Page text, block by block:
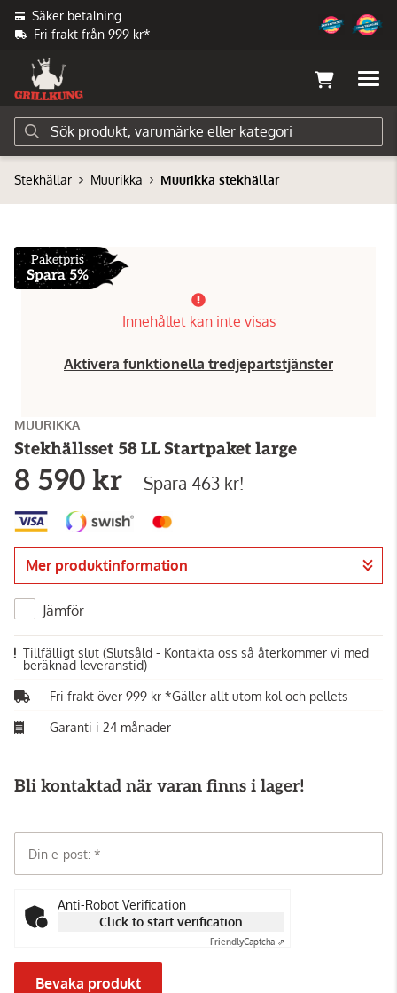
Säker betalning
Fri frakt från 999 kr*
Stekhällar Muurikka Muurikka stekhällar
Paketpris
Spara 5%
Innehållet kan inte visas
Aktivera funktionella tredjepartstjänster
MUURIKKA
Stekhällsset 58 LL Startpaket large
8 590 kr Spara 463 kr!
Mer produktinformation
Jämför
Tillfälligt slut (Slutsåld - Kontakta oss så återkommer vi med
beräknad leveranstid)
Fri frakt över 999 kr *Gäller allt utom kol och pellets
Garanti i 24 månader
Bli kontaktad när varan finns i lager!
Din e-post:
Anti-Robot Verification
Click to start verification
FriendlyCaptcha ⇗
Bevaka produkt